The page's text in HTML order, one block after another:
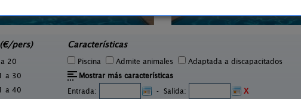
pers)
20
a 30
a 40
Características
Piscina Admite animales
Adaptada a discapacitados
Mostrar más características
Entrada:
- Salida:
X